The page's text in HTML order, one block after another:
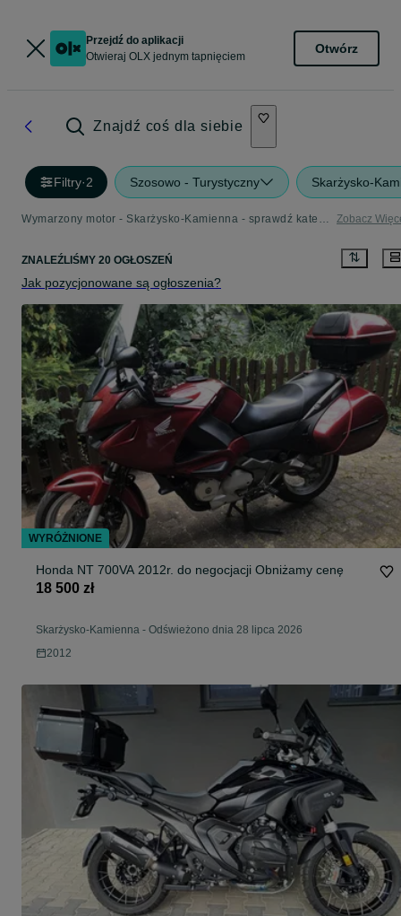
Przejdź do aplikacji
Otwieraj OLX jednym tapnięciem
Otwórz
Znajdź coś dla siebie
Filtry·2 Szosowo - Turystyczny Skarżysko-
Wymarzony motor - Skarżysko-Kamienna - sprawdź kategorię Szosowo - Turystyczny Zobacz
ZNALEŹLIŚMY 20 OGŁOSZEŃ
Jak pozycjonowane są ogłoszenia?
Honda NT 700VA 2012r. do negocjacji Obniżamy cenę
18 500 zł
Skarżysko-Kamienna - Odświeżono dnia 28 lipca 2026
2012
WYRÓŻNIONE